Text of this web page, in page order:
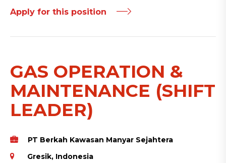
Apply for this position
GAS OPERATION &
MAINTENANCE (SHIFT
LEADER)
PT Berkah Kawasan Manyar Sejahtera
Gresik, Indonesia